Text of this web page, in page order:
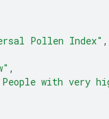
Pollen Index" ,
,
with very